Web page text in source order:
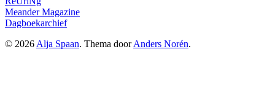
Meander Magazine
Dagboekarchief
© 2026 Alja Spaan. Thema doorAnders Norén.